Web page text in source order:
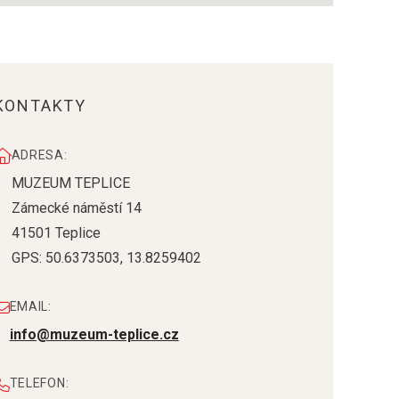
ADRESA:
MUZEUM TEPLICE
Zámecké náměstí 14
41501 Teplice
GPS: 50.6373503, 13.8259402
EMAIL:
info@muzeum-teplice.cz
TELEFON: